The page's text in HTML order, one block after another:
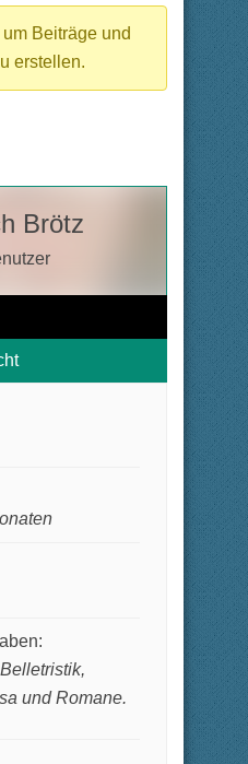
um Beiträge und
erstellen.
Brötz
und Romane.